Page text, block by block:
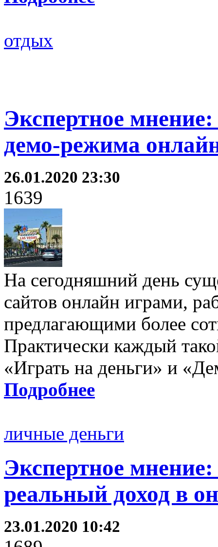
отдых
Экспертное
демо-режима
26.01.2020 23:30
1639
На сегодняшний день
сайтов онлайн играми,
предлагающими более
Практически каждый
«Играть на деньги» и
Подробнее
личные деньги
Экспертное
реальный доход в
23.01.2020 10:42